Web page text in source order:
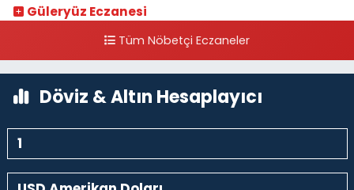
Güleryüz Eczanesi
kalaycıbahçe Meydana DoğruTüm Nöbetçi Eczaneler
Döviz & Altın Hesaplayıcı